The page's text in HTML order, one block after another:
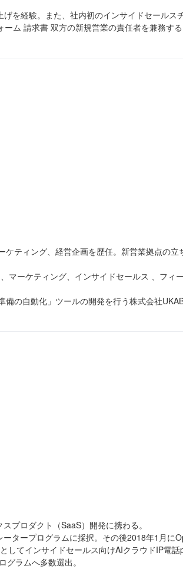
を経験。また、社内初のインサイドセールス
ム 請求書 双方の新規営業の責任者を兼務する
ティング、経営企画を歴任。新営業拠点の立
マーケティング、インサイドセールス 、フィ
の自動化」ツールの開発を行う株式会社
プロダクト（SaaS）開発に携わる。
タープログラムに採択。その後2018年1月に
てインサイドセールス向けAIクラウドIP電
ラムへ多数選出。